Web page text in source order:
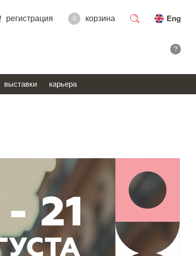
регистрация 0 корзина
Eng
?
выставки карьера